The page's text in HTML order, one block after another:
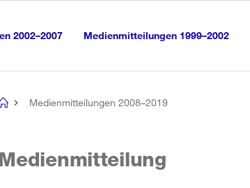
2002–2007 Medienmitteilungen 1999–2002
Medienmitteilungen 2008–2019